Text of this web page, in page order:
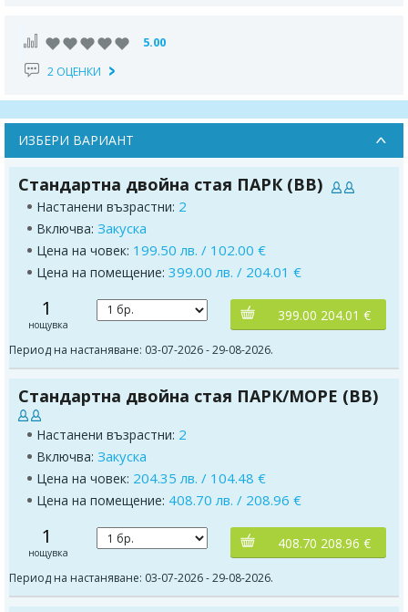
5.00
2 ОЦЕНКИ
ИЗБЕРИ ВАРИАНТ
Стандартна двойна стая ПАРК (BB)
Настанени възрастни: 2
Включва: Закуска
Цена на човек: 199.50 лв. / 102.00 €
Цена на помещение: 399.00 лв. / 204.01 €
1
нощувка
399.00 204.01 €
Период на настаняване: 03-07-2026 - 29-08-2026.
Стандартна двойна стая ПАРК/МОРЕ (BB)
Настанени възрастни: 2
Включва: Закуска
Цена на човек: 204.35 лв. / 104.48 €
Цена на помещение: 408.70 лв. / 208.96 €
1
нощувка
408.70 208.96 €
Период на настаняване: 03-07-2026 - 29-08-2026.